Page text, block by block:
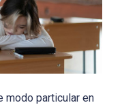
modo particular en